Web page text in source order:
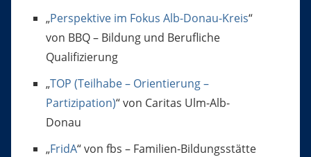
„Perspektive im Fokus Alb-Donau-Kreis“
von BBQ – Bildung und Berufliche
Qualifizierung
„TOP (Teilhabe – Orientierung –
Partizipation)“ von Caritas Ulm-Alb-
Donau
„FridA“ von fbs – Familien-Bildungsstätte